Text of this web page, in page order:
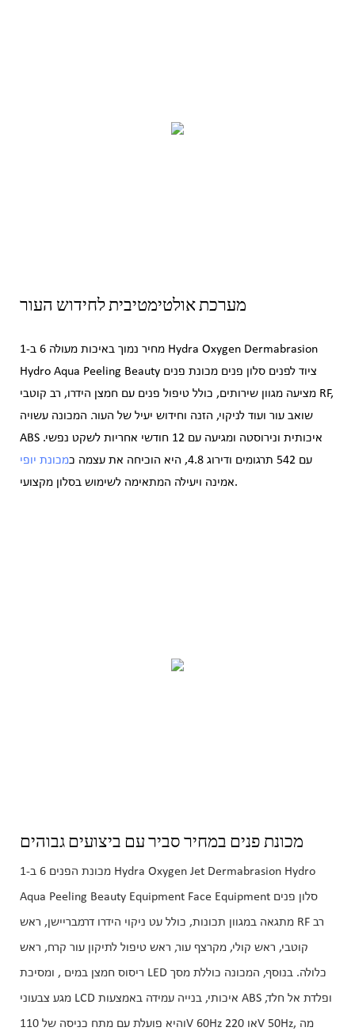
מחיר נמוך באיכות מעולה 6 ב-1 Hydra Oxygen Dermabrasion
Hydro Aqua Peeling Beauty ציוד לפנים סלון פנים מכונת פנים
מציעה מגוון שירותים, כולל טיפול פנים עם חמצן הידרו, רב קוטבי RF,
שואב עור ועוד לניקוי, הזנה וחידוש יעיל של העור. המכונה עשויה
ABS איכותית ונירוסטה ומגיעה עם 12 חודשי אחריות לשקט נפשי.
עם 542 תרגומים ודירוג 4.8, היא הוכיחה את עצמה כ
מכונת יופי
אמינה ויעילה המתאימה לשימוש בסלון מקצועי.
מכונת הפנים 6 ב-1 Hydra Oxygen Jet Dermabrasion Hydro
Aqua Peeling Beauty Equipment Face Equipment סלון פנים
מתגאה במגוון תכונות, כולל עט ניקוי הידרו דרמבריישן, ראש RF רב
קוטבי, ראש קולי, מקרצף עור, ראש טיפול לתיקון עור קרח, ראש
ריסוס חמצן במים , ומסיכת LED כלולה. בנוסף, המכונה כוללת מסך
מגע צבעוני LCD איכותי, בנייה עמידה באמצעות ABS ופלדת אל חלד,
והיא פועלת עם מתח כניסה של 110V 60Hz או 220V 50Hz, מה